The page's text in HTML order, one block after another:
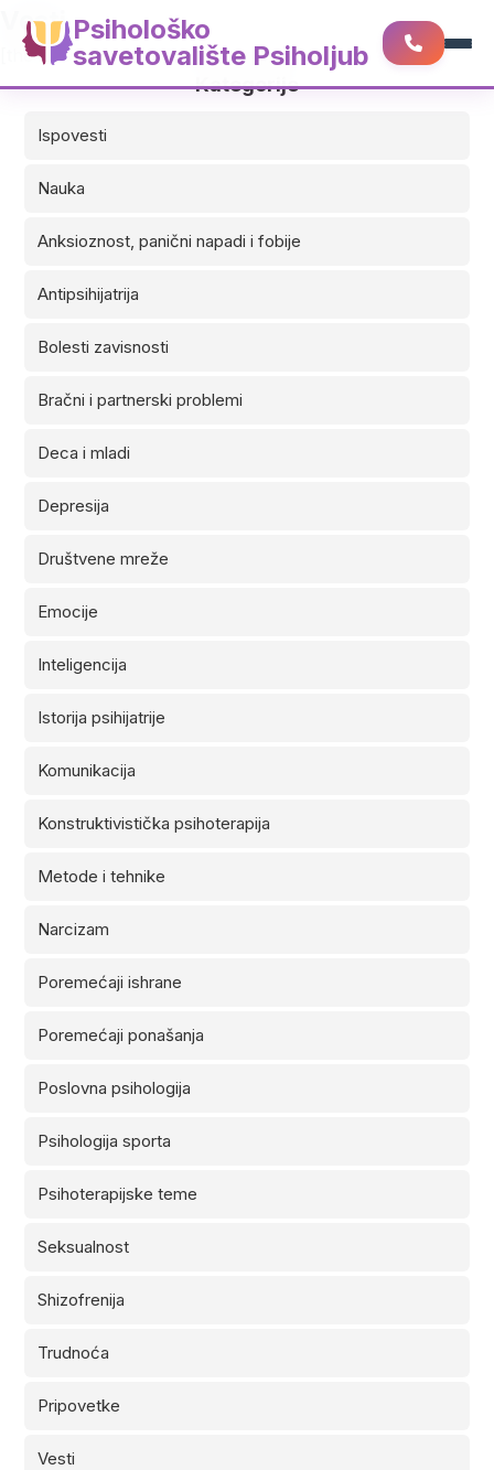
Psihološko
savetovalište Psiholjub
Vesti
[the-post-grid id=”3740″ title=”Vesti”]
Kategorije
Ispovesti
Nauka
Anksioznost, panični napadi i fobije
Antipsihijatrija
Bolesti zavisnosti
Bračni i partnerski problemi
Deca i mladi
Depresija
Društvene mreže
Emocije
Inteligencija
Istorija psihijatrije
Komunikacija
Konstruktivistička psihoterapija
Metode i tehnike
Narcizam
Poremećaji ishrane
Poremećaji ponašanja
Poslovna psihologija
Psihologija sporta
Psihoterapijske teme
Seksualnost
Shizofrenija
Trudnoća
Pripovetke
Vesti